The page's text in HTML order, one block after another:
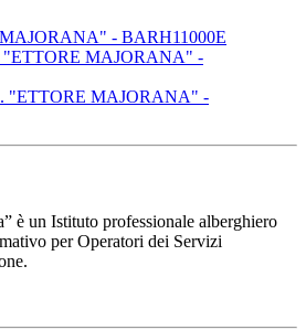
- BARH11000E
"ETTORE MAJORANA" -
"ETTORE MAJORANA" -
è un Istituto professionale alberghiero
per Operatori dei Servizi